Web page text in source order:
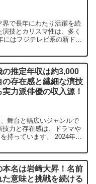
で長年にわたり活躍を続
技とカリスマ性は、多く
にはフジテレビ系の新ドラ
の推定年収は約3,000
の存在感と繊細な演技
力派俳優の収入源！
舞台と幅広いジャンルで
力と存在感は、ドラマや
持っています。 2024年現
本名は岩﨑大昇！名前
た意味と挑戦を続ける